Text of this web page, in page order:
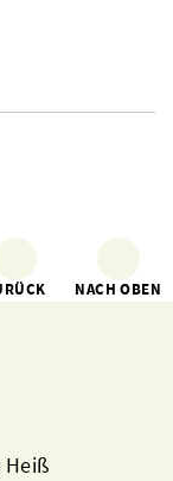
NACH OBEN